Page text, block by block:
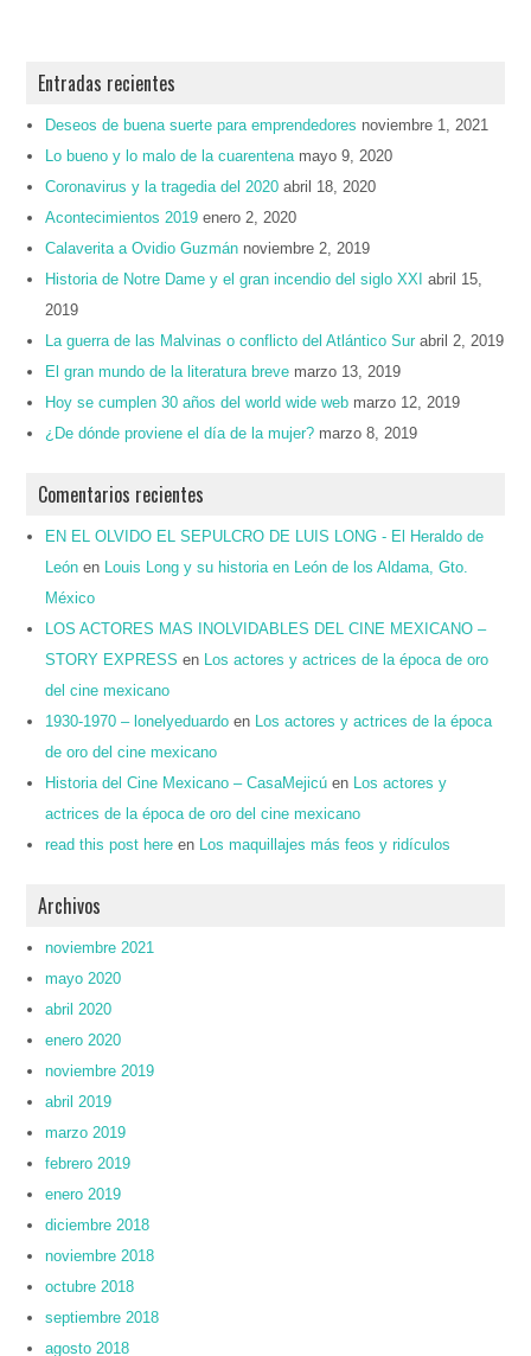
Entradas recientes
Deseos de buena suerte para emprendedores noviembre 1, 2021
Lo bueno y lo malo de la cuarentena mayo 9, 2020
Coronavirus y la tragedia del 2020 abril 18, 2020
Acontecimientos 2019 enero 2, 2020
Calaverita a Ovidio Guzmán noviembre 2, 2019
Historia de Notre Dame y el gran incendio del siglo XXI
abril 15,
2019
La guerra de las Malvinas o conflicto del Atlántico Sur abril 2, 2019
El gran mundo de la literatura breve marzo 13, 2019
Hoy se cumplen 30 años del world wide web marzo 12, 2019
¿De dónde proviene el día de la mujer? marzo 8, 2019
Comentarios recientes
EN EL OLVIDO EL SEPULCRO DE LUIS LONG - El Heraldo de
León en
Louis Long y su historia en León de los Aldama, Gto.
México
LOS ACTORES MAS INOLVIDABLES DEL CINE MEXICANO –
STORY EXPRESS en
Los actores y actrices de la época de oro
del cine mexicano
1930-1970 – lonelyeduardo en
Los actores y actrices de la época
de oro del cine mexicano
Historia del Cine Mexicano – CasaMejicú en
Los actores y
actrices de la época de oro del cine mexicano
read this post here en Los maquillajes más feos y ridículos
Archivos
noviembre 2021
mayo 2020
abril 2020
enero 2020
noviembre 2019
abril 2019
marzo 2019
febrero 2019
enero 2019
diciembre 2018
noviembre 2018
octubre 2018
septiembre 2018
agosto 2018